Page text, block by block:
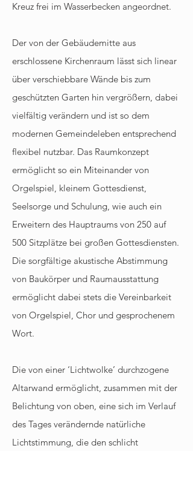
Kreuz frei im Wasserbecken angeordnet.
Der von der Gebäudemitte aus
erschlossene Kirchenraum lässt sich linear
über verschiebbare Wände bis zum
geschützten Garten hin vergrößern, dabei
vielfältig verändern und ist so dem
modernen Gemeindeleben entsprechend
ﬂexibel nutzbar. Das Raumkonzept
ermöglicht so ein Miteinander von
Orgelspiel, kleinem Gottesdienst,
Seelsorge und Schulung, wie auch ein
Erweitern des Hauptraums von 250 auf
500 Sitzplätze bei großen Gottesdiensten.
Die sorgfältige akustische Abstimmung
von Baukörper und Raumausstattung
ermöglicht dabei stets die Vereinbarkeit
von Orgelspiel, Chor und gesprochenem
Wort.
Die von einer ‘Lichtwolke’ durchzogene
Altarwand ermöglicht, zusammen mit der
Belichtung von oben, eine sich im Verlauf
des Tages verändernde natürliche
Lichtstimmung, die den schlicht